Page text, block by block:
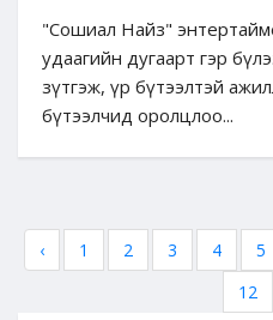
"Сошиал Найз"
удаагийн дугаарт гэр
зүтгэж, үр бүтээлтэй
бүтээлчид оролцлоо...
‹ 1 2 3 4 5
12